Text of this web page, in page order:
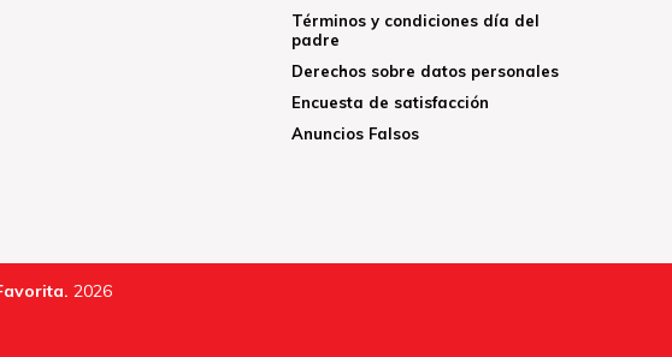
Términos y condiciones día del
padre
Derechos sobre datos personales
Encuesta de satisfacción
Anuncios Falsos
2026